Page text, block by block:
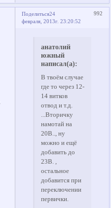
Поделиться 992
24
февраля, 2013г. 23:20:52
анатолий
южный
написал(а):
В твоём случае
где то через 12-
14 витков
отвод и т.д.
...Вторичку
намотай на
20В.., ну
можно и ещё
добавить до
23В. ,
остальное
добавится при
переключении
первички.